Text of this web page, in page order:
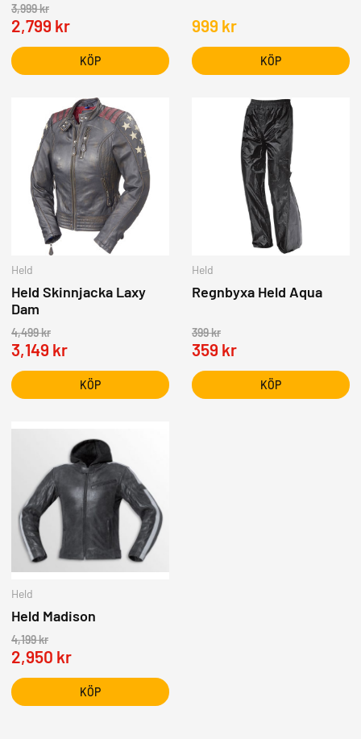
3,999kr
2,799 kr
KÖP
999 kr
KÖP
Held
Held Skinnjacka Laxy
Dam
4,499kr
3,149 kr
KÖP
Held
Regnbyxa Held Aqua
399kr
359 kr
KÖP
Held
Held Madison
4,199kr
2,950 kr
KÖP